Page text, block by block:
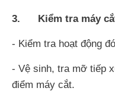
3. Kiểm tra máy
- Kiểm tra hoạt động
- Vệ sinh, tra mỡ tiếp
điểm máy cắt.